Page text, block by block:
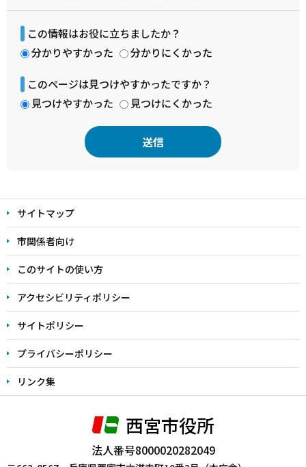
この情報はお役に立ちましたか？
分かりやすかった
分かりにくかった
このページは見つけやすかったですか？
見つけやすかった
見つけにくかった
文
こ
こ
ま
で
サイトマップ
市関係者向け
このサイトの使い方
アクセシビリティポリシー
サイトポリシー
プライバシーポリシー
リンク集
西宮市役所
法人番号8000020282049